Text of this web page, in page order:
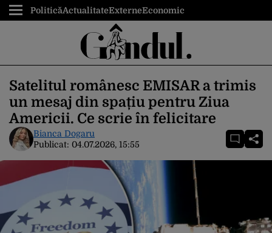
PoliticăActualitateExterneEconomic
Satelitul românesc EMISAR a trimis
un mesaj din spațiu pentru Ziua
Americii. Ce scrie în felicitare
Bianca Dogaru
Publicat: 04.07.2026, 15:55